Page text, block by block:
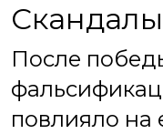
После
повлияло на